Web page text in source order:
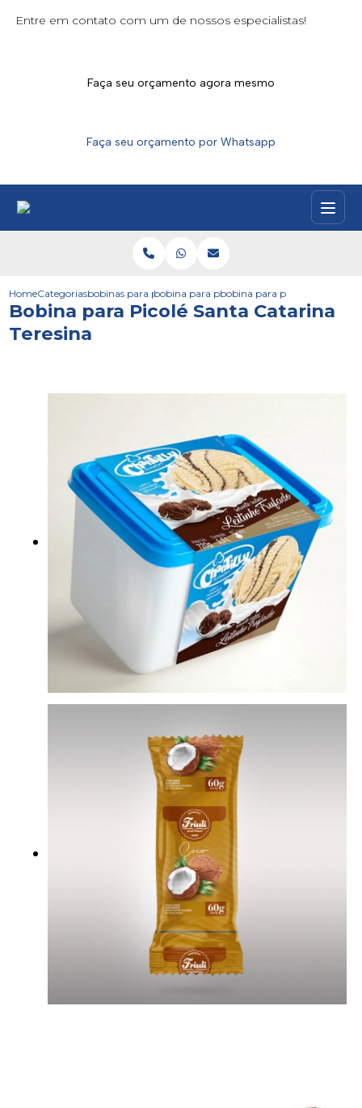
Entre em contato com um de nossos especialistas!
Faça seu orçamento agora mesmo
Faça seu orçamento por Whatsapp
HomeCategoriasbobinas para picolesbobina para picolebobina para picole santa
Bobina para Picolé Santa Catarina
Teresina